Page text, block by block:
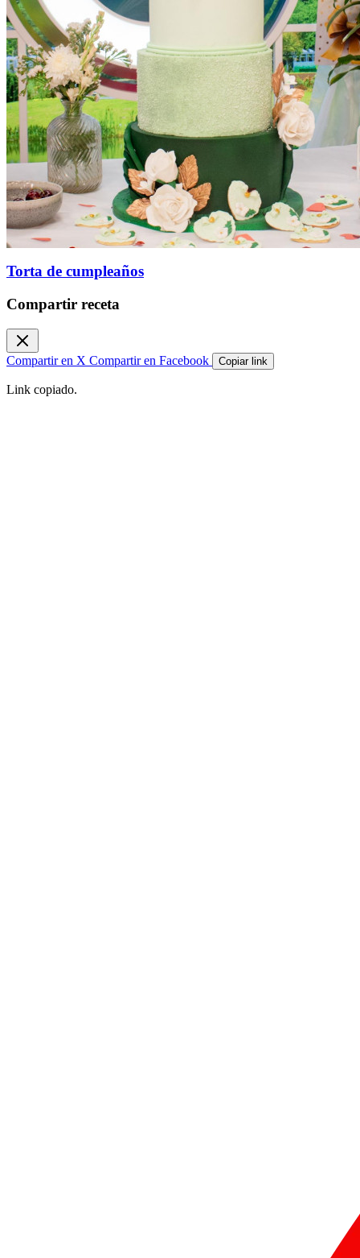
Torta de cumpleaños
Compartir receta
Compartir en X Compartir en Facebook Copiar link
Link copiado.